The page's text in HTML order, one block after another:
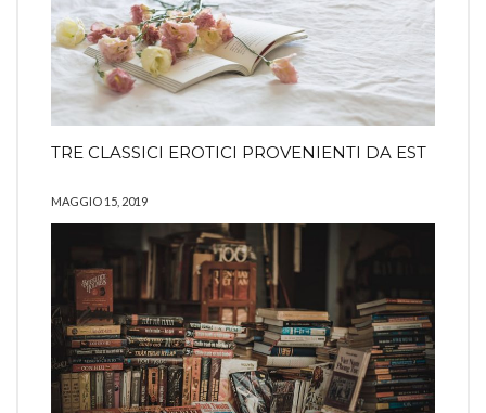
TRE CLASSICI EROTICI PROVENIENTI DA EST
MAGGIO 15, 2019